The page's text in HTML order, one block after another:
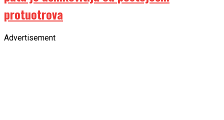
protuotrova
Advertisement